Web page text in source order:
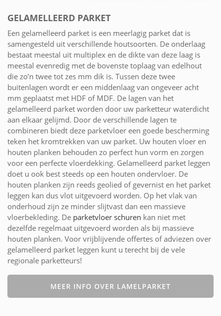
GELAMELLEERD PARKET
Een gelamelleerd parket is een meerlagig parket dat is
samengesteld uit verschillende houtsoorten. De onderlaag
bestaat meestal uit multiplex en de dikte van deze laag is
meestal evenredig met de bovenste toplaag van edelhout
die zo’n twee tot zes mm dik is. Tussen deze twee
buitenlagen wordt er een middenlaag van ongeveer acht
mm geplaatst met HDF of MDF. De lagen van het
gelamelleerd parket worden door uw parketteur waterdicht
aan elkaar gelijmd. Door de verschillende lagen te
combineren biedt deze parketvloer een goede bescherming
teken het kromtrekken van uw parket. Uw houten vloer en
houten planken behouden zo perfect hun vorm en zorgen
voor een perfecte vloerdekking. Gelamelleerd parket leggen
doet u ook best steeds op een houten ondervloer. De
houten planken zijn reeds geolied of gevernist en het parket
leggen kan dus vlot uitgevoerd worden. Op het vlak van
onderhoud zijn ze minder slijtvast dan een massieve
vloerbekleding. De parketvloer schuren kan niet met
dezelfde regelmaat uitgevoerd worden als bij massieve
houten planken. Voor vrijblijvende offertes of adviezen over
gelamelleerd parket leggen kunt u terecht bij de vele
regionale parketteurs!
MEER INFO OVER LAMELPARKET